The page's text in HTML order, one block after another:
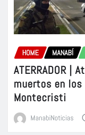
HOME MANABÍ
ATERRADOR |
muertos en
Montecristi
ManabiNoticias